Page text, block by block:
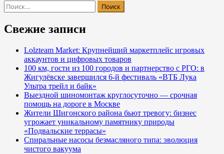
Найти:
Свежие записи
Lolzteam Market: Крупнейший маркетплейс игровых
аккаунтов и цифровых товаров
100 км, гости из 100 городов и партнерство с РГО: в
Жигулёвске завершился 6-й фестиваль «ВТБ Лука
Ультра трейл и байк»
Выездной шиномонтаж круглосуточно — срочная
помощь на дороге в Москве
Жители Шигонского района бьют тревогу: бизнес
угрожает уникальному памятнику природы
«Подвальские террасы»
Спиральные насосы безмасляного типа: эволюция
чистого вакуума